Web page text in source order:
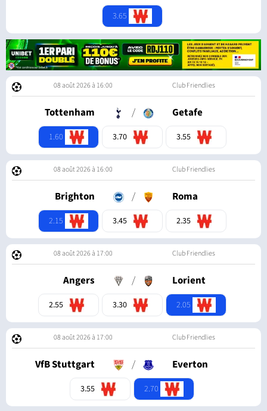
3.65
08 août 2026 à 16:00 Club Friendlies
Tottenham / Getafe
1.60 3.70 3.55
08 août 2026 à 16:00 Club Friendlies
Brighton / Roma
2.15 3.45 2.35
08 août 2026 à 17:00 Club Friendlies
Angers / Lorient
2.55 3.30 2.05
08 août 2026 à 17:00 Club Friendlies
VfB Stuttgart / Everton
3.55 2.70